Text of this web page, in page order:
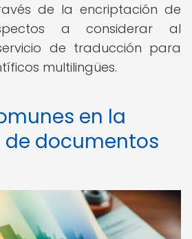
de la encriptación de
a considerar al
de traducción para
multilingües.
en la
documentos